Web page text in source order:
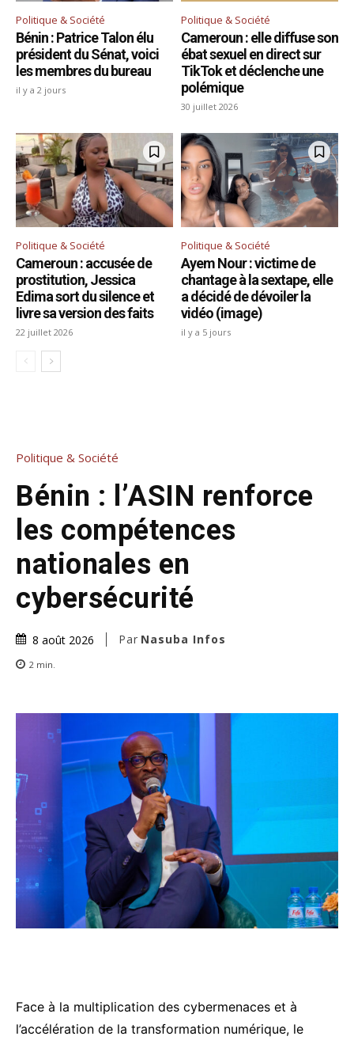
Politique & Société
Bénin : Patrice Talon élu
président du Sénat, voici
les membres du bureau
il y a 2 jours
Politique & Société
Cameroun : elle diffuse son
ébat sexuel en direct sur
TikTok et déclenche une
polémique
30 juillet 2026
Politique & Société
Cameroun : accusée de
prostitution, Jessica
Edima sort du silence et
livre sa version des faits
22 juillet 2026
Politique & Société
Ayem Nour : victime de
chantage à la sextape, elle
a décidé de dévoiler la
vidéo (image)
il y a 5 jours